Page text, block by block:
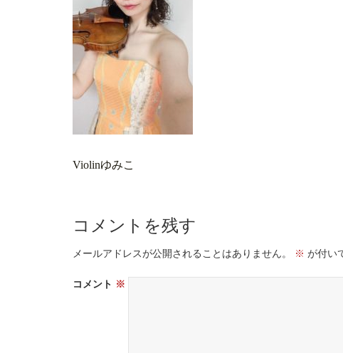
Violinゆみこ
コメントを残す
メールアドレスが公開されることはありません。 ※ が付い
コメント ※